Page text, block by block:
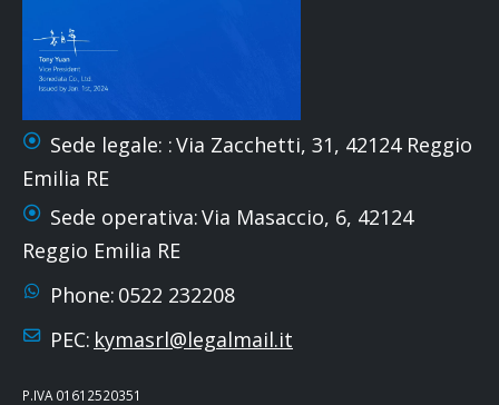
Sede legale: :Via Zacchetti, 31, 42124 Reggio
Emilia RE
Sede operativa:Via Masaccio, 6, 42124
Reggio Emilia RE
Phone: 0522 232208
PEC: kymasrl@legalmail.it
P.IVA 01612520351